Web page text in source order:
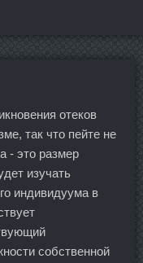
отеков
так что пейте не
- это размер
изучать
индивидуума в
собственной